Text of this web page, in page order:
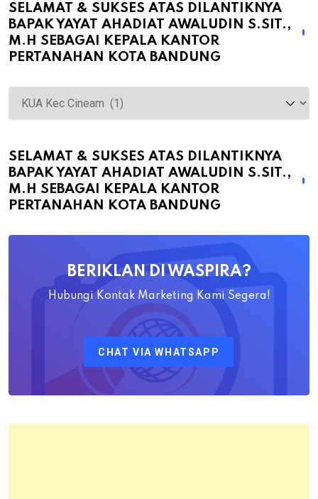
SELAMAT & SUKSES ATAS DILANTIKNYA
BAPAK YAYAT AHADIAT AWALUDIN S.SIT.,
M.H SEBAGAI KEPALA KANTOR
PERTANAHAN KOTA BANDUNG
Selamat
&
atas
Dilantiknya
Bapak
Ahadiat
Pertanahan
Kota
SELAMAT & SUKSES ATAS DILANTIKNYA
BAPAK YAYAT AHADIAT AWALUDIN S.SIT.,
M.H SEBAGAI KEPALA KANTOR
PERTANAHAN KOTA BANDUNG
BERIKLAN DI WASPIRA?
Hubungi Kontak Marketing Kami Segera!
CHAT VIA WHATSAPP